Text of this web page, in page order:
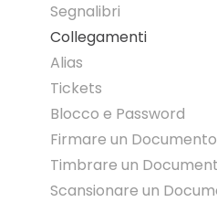
Segnalibri
Collegamenti
Alias
Tickets
Blocco e Password
Firmare un Documento
Timbrare un
Scansionare un